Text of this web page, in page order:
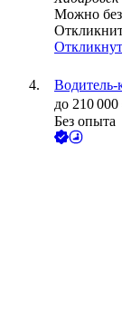
Можно
Водитель-
до 210 000
Без опыта